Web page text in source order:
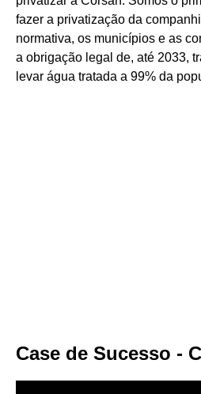
fazer a privatização da
normativa, os municípios e as
a obrigação legal de, até 2033,
levar água tratada a 99% da
Case de Sucesso -